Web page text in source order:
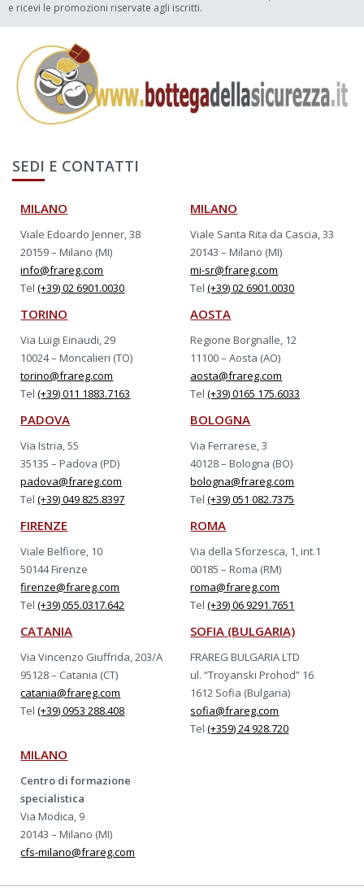
e ricevi le promozioni riservate agli iscritti.
SEDI E CONTATTI
MILANO
Viale Edoardo Jenner, 38
20159 – Milano (MI)
info@frareg.com
Tel(+39) 02 6901.0030
MILANO
Viale Santa Rita da Cascia, 33
20143 – Milano (MI)
mi-sr@frareg.com
Tel(+39) 02 6901.0030
TORINO
Via Luigi Einaudi, 29
10024 – Moncalieri (TO)
torino@frareg.com
Tel(+39) 011 1883.7163
AOSTA
Regione Borgnalle, 12
11100 – Aosta (AO)
aosta@frareg.com
Tel(+39) 0165 175.6033
PADOVA
Via Istria, 55
35135 – Padova (PD)
padova@frareg.com
Tel(+39) 049 825.8397
BOLOGNA
Via Ferrarese, 3
40128 – Bologna (BO)
bologna@frareg.com
Tel(+39) 051 082.7375
FIRENZE
Viale Belfiore, 10
50144 Firenze
firenze@frareg.com
Tel(+39) 055.0317.642
ROMA
Via della Sforzesca, 1, int.1
00185 – Roma (RM)
roma@frareg.com
Tel(+39) 06 9291.7651
CATANIA
Via Vincenzo Giuffrida, 203/A
95128 – Catania (CT)
catania@frareg.com
Tel(+39) 0953 288.408
SOFIA (BULGARIA)
FRAREG BULGARIA LTD
ul. “Troyanski Prohod” 16
1612 Sofia (Bulgaria)
sofia@frareg.com
Tel(+359) 24 928.720
MILANO
Centro di formazione
specialistica
Via Modica, 9
20143 – Milano (MI)
cfs-milano@frareg.com